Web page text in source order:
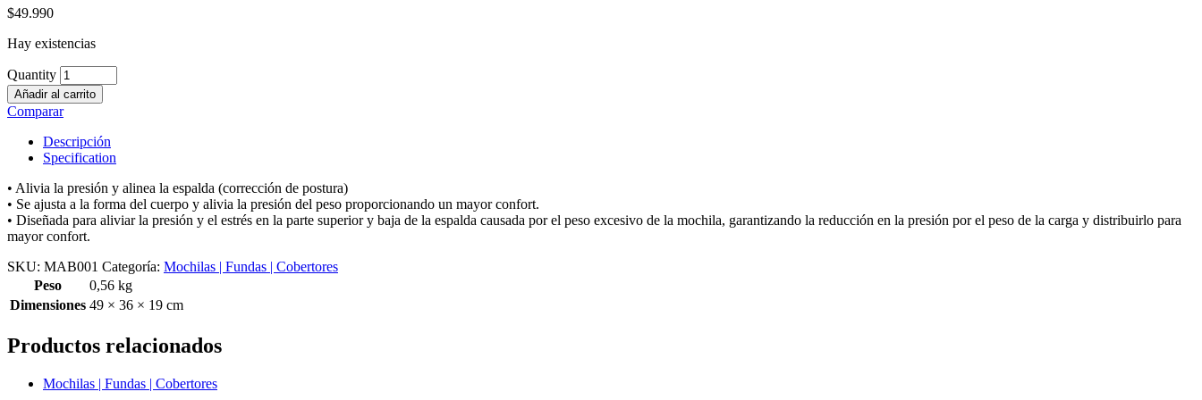
$49.990
Hay existencias
Quantity
Añadir al carrito
Comparar
Descripción
Specification
• Alivia la presión y alinea la espalda (corrección de postura)
• Se ajusta a la forma del cuerpo y alivia la presión del peso proporcionando un mayor confort.
• Diseñada para aliviar la presión y el estrés en la parte superior y baja de la espalda causada por el peso excesivo de la mochila, garantizando la reducción en la presión por el peso de la carga y distribuirlo para
mayor confort.
SKU: MAB001 Categoría: Mochilas | Fundas | Cobertores
Peso
0,56 kg
Dimensiones 49 × 36 × 19 cm
Productos relacionados
Mochilas | Fundas | Cobertores